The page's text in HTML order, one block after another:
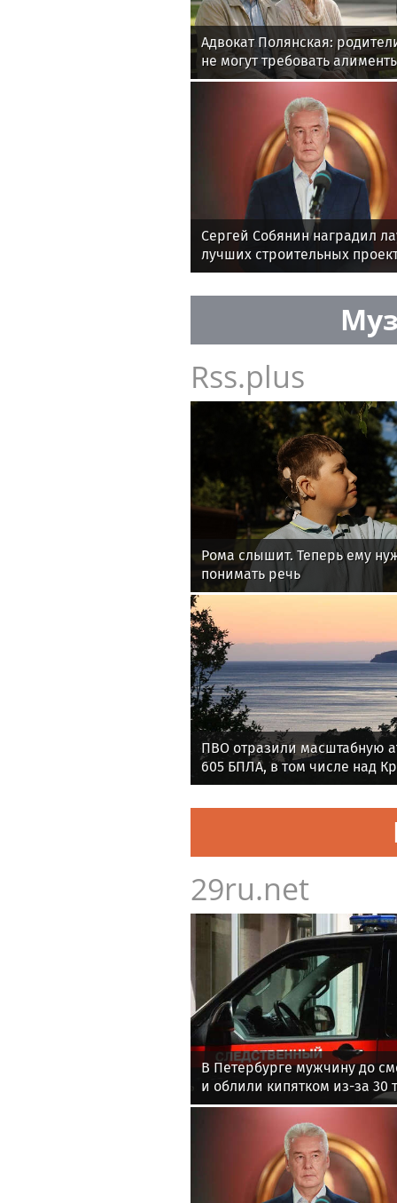
Адвокат Полянская:
не могут требовать
Сергей Собянин наградил
лучших строительных
Rss.plus
Рома слышит. Теперь ему
понимать речь
ПВО отразили масштабную
605 БПЛА, в том числе над
акваториями морей
29ru.net
В Петербурге мужчину до
и облили кипятком из-за 30